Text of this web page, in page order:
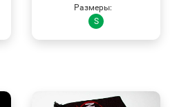
Размеры:
S